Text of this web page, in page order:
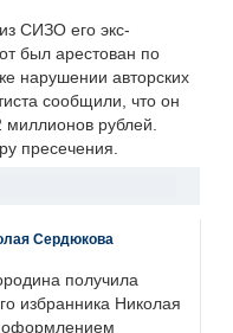
СИЗО его экс-
был арестован по
нарушении авторских
сообщили, что он
миллионов рублей.
пресечения.
Сердюкова
получила
избранника Николая
оформлением